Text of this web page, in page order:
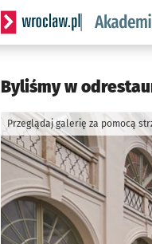
Serwis informacyjny
Byliśmy w
Przeglądaj galerię za pomocą